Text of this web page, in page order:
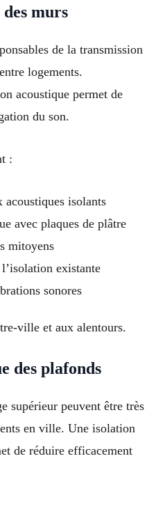
murs
de la transmission
logements.
acoustique permet de
du son.
:
acoustiques isolants
avec plaques de plâtre
mitoyens
existante
sonores
ville et aux alentours.
des plafonds
supérieur peuvent être très
en ville. Une isolation
de réduire efficacement